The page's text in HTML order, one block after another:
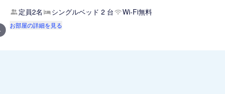
定員2名 シングルベッド 2 台 Wi-Fi無料
お部屋の詳細を見る